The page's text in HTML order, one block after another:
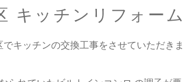
キッチンリフォーム
でキッチンの交換工事をさせていただき